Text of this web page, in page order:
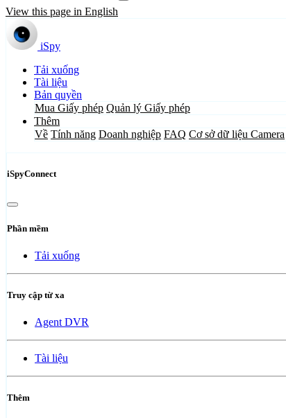
View this page in English
iSpy
Tải xuống
Tài liệu
Bản quyền
Mua Giấy phép Quản lý Giấy phép
Thêm
Về Tính năng Doanh nghiệp FAQ Cơ sở dữ liệu Camera
iSpyConnect
Phần mềm
Tải xuống
Truy cập từ xa
Agent DVR
Tài liệu
Thêm